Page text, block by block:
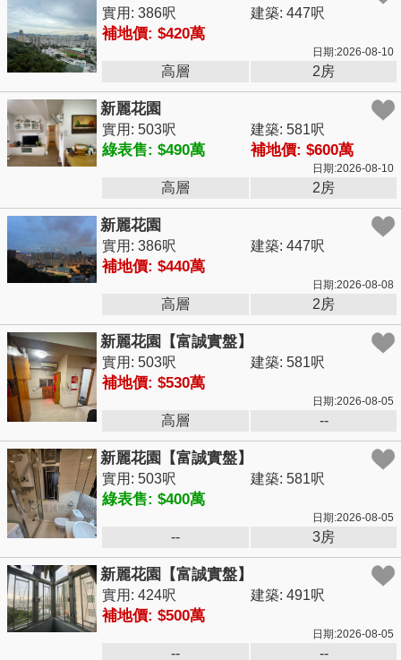
實用: 386呎 建築: 447呎
補地價: $420萬
日期:2026-08-10
高層 2房
新麗花園
實用: 503呎 建築: 581呎
綠表售: $490萬 補地價: $600萬
日期:2026-08-10
高層 2房
新麗花園
實用: 386呎 建築: 447呎
補地價: $440萬
日期:2026-08-08
高層 2房
新麗花園【富誠實盤】
實用: 503呎 建築: 581呎
補地價: $530萬
日期:2026-08-05
高層 --
新麗花園【富誠實盤】
實用: 503呎 建築: 581呎
綠表售: $400萬
日期:2026-08-05
-- 3房
新麗花園【富誠實盤】
實用: 424呎 建築: 491呎
補地價: $500萬
日期:2026-08-05
-- --